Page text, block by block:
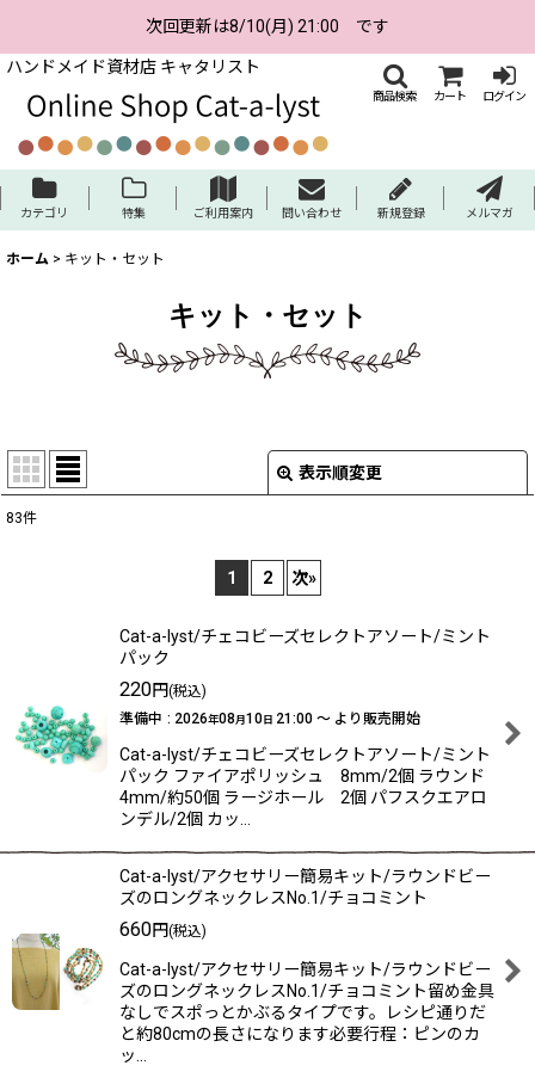
次回更新は8/10(月) 21:00 です
ハンドメイド資材店 キャタリスト
商品検索 カート ログイン
カテゴリ 特集 ご利用案内 問い合わせ 新規登録 メルマガ
ホーム > キット・セット
キット・セット
表示順変更
絞り込む
83件
1 2 次»
Cat-a-lyst/チェコビーズセレクトアソート/ミント
パック
220円(税込)
準備中 : 2026年08月10日 21:00 ～ より販売開始
Cat-a-lyst/チェコビーズセレクトアソート/ミント
パック ファイアポリッシュ 8mm/2個 ラウンド
4mm/約50個 ラージホール 2個 パフスクエアロ
ンデル/2個 カッ…
Cat-a-lyst/アクセサリー簡易キット/ラウンドビー
ズのロングネックレスNo.1/チョコミント
660円(税込)
Cat-a-lyst/アクセサリー簡易キット/ラウンドビー
ズのロングネックレスNo.1/チョコミント留め金具
なしでスポっとかぶるタイプです。レシピ通りだ
と約80cmの長さになります必要行程：ピンのカ
ッ…